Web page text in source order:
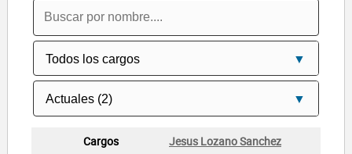
Jesus Lozano Sanchez